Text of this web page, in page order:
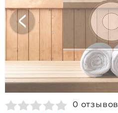
0 отзывов